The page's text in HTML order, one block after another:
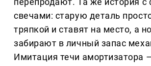
свечами: старую деталь
тряпкой и ставят на место, а
забирают в личный запас
Имитация течи амортизатора